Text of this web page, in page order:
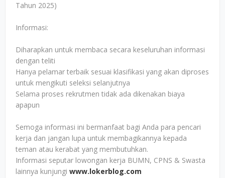
Tahun 2025)
Informasi:
Diharapkan untuk membaca secara keseluruhan informasi
dengan teliti
Hanya pelamar terbaik sesuai klasifikasi yang akan diproses
untuk mengikuti seleksi selanjutnya
Selama proses rekrutmen tidak ada dikenakan biaya
apapun
Semoga informasi ini bermanfaat bagi Anda para pencari
kerja dan jangan lupa untuk membagikannya kepada
teman atau kerabat yang membutuhkan.
Informasi seputar lowongan kerja BUMN, CPNS & Swasta
lainnya kunjungi www.lokerblog.com